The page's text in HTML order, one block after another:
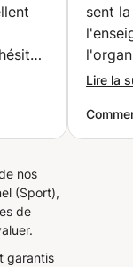
libre
sent
sont
Lire la
nos
(Sport),
de
garantis